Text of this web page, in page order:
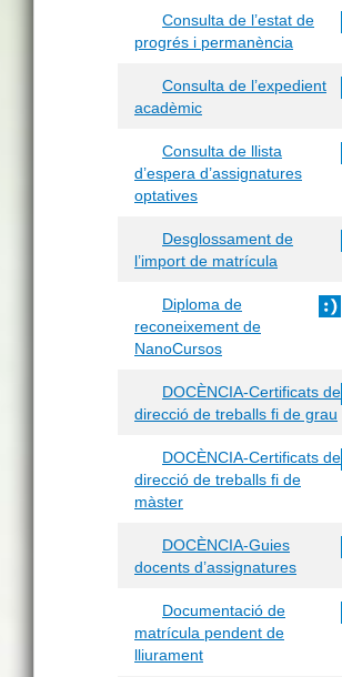
Consulta de l’estat de
progrés i permanència
Consulta de l’expedient
acadèmic
Consulta de llista
d’espera d’assignatures
optatives
Desglossament de
l’import de matrícula
Diploma de
reconeixement de
NanoCursos
DOCÈNCIA-Certificats de
direcció de treballs fi de grau
DOCÈNCIA-Certificats de
direcció de treballs fi de
màster
DOCÈNCIA-Guies
docents d’assignatures
Documentació de
matrícula pendent de
lliurament